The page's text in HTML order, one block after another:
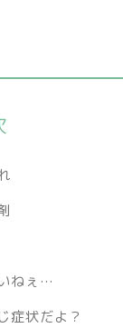
ねぇ…
症状だよ？